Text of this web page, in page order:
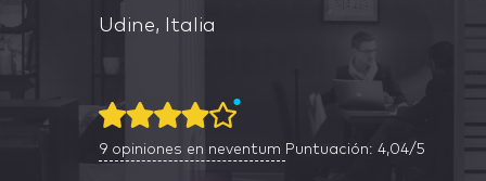
Udine, Italia
9 opiniones en neventum Puntuación: 4,04/5